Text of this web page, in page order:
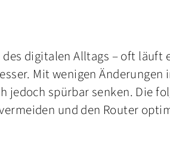
digitalen Alltags – oft läuft
Mit wenigen Änderungen
jedoch spürbar senken. Die
und den Router